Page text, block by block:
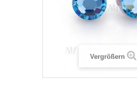
Vergrößern